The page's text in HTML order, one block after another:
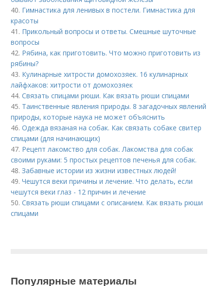
40. Гимнастика для ленивых в постели. Гимнастика для
красоты
41. Прикольный вопросы и ответы. Смешные шуточные
вопросы
42. Рябина, как приготовить. Что можно приготовить из
рябины?
43. Кулинарные хитрости домохозяек. 16 кулинарных
лайфхаков: хитрости от домохозяек
44.Связать спицами рюши. Как вязать рюши спицами
45. Таинственные явления природы. 8 загадочных явлений
природы, которые наука не может объяснить
46.Одежда вязаная на собак. Как связать собаке свитер
спицами (для начинающих)
47. Рецепт лакомство для собак. Лакомства для собак
своими руками: 5 простых рецептов печенья для собак.
48.Забавные истории из жизни известных людей!
49.Чешутся веки причины и лечение. Что делать, если
чешутся веки глаз - 12 причин и лечение
50.Связать рюши спицами с описанием. Как вязать рюши
спицами
Популярные материалы